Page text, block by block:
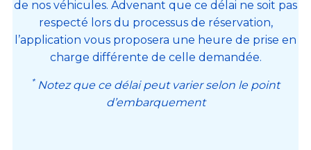
de nos véhicules. Advenant que ce délai ne soit pas
respecté lors du processus de réservation,
l’application vous proposera une heure de prise en
charge différente de celle demandée.
*Notez que ce délai peut varier selon le point
d’embarquement